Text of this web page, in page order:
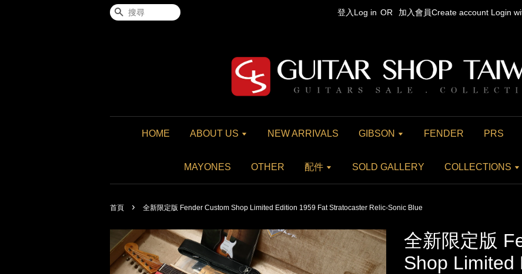
搜尋 登入Log in OR 加入會員Create account Login
HOME ABOUT US NEW ARRIVALS GIBSON FENDER PRS
MAYONES OTHER 配件 SOLD GALLERY COLLECTIONS
首頁 › 全新限定版 Fender Custom Shop Limited Edition 1959 Fat Stratocaster Relic-Sonic Blue
全新限定版
Shop Limited